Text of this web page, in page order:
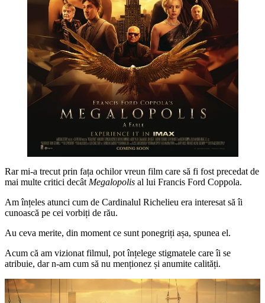
Rar mi-a trecut prin fața ochilor vreun film care să fi fost precedat de
mai multe critici decât Megalopolis al lui Francis Ford Coppola.
Am înțeles atunci cum de Cardinalul Richelieu era interesat să îi
cunoască pe cei vorbiți de rău.
Au ceva merite, din moment ce sunt ponegriți așa, spunea el.
Acum că am vizionat filmul, pot înțelege stigmatele care îi se
atribuie, dar n-am cum să nu menționez și anumite calități.